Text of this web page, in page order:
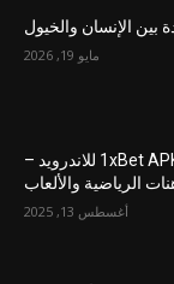
بين الإنسان والخيول
مايو 19, 2026
عنوان: تحميل تطبيق 1xBet APK للاندرويد –
الرياضية والألعاب
أغسطس 13, 2025